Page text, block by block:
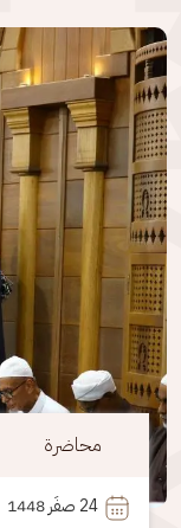
الصورة
محاضرة
24